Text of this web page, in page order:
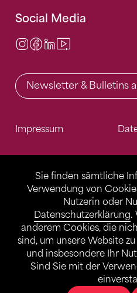
Sie finden sämtliche
Verwendung von
Nutzerin oder
Datenschutzerklärung.
anderem Cookies, die
sind, um unsere Website
und insbesondere Ihr
Sind Sie mit der
Social Media
Instagram
Facebook
LinkedIn
Newsletter & Bulletins
Impressum